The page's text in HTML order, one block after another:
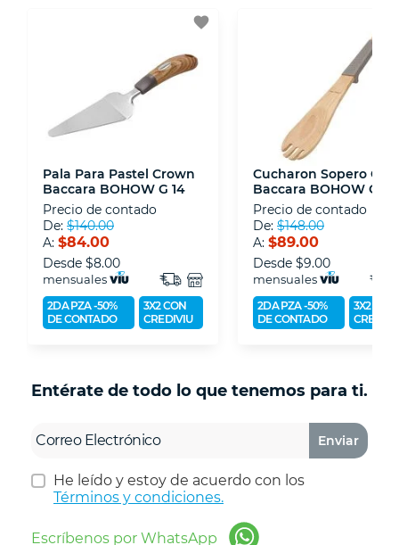
- Sello de confianza correspondiente,
Asociación Mexicana de Internet (AIMX).
- Nos encontramos en la lista de socios Activos
de la Asociación de Internet.MX.
favorite
Pala Para Pastel Crown
Baccara BOHOW G 14
Precio de contado
De: $140.00
A: $84.00
Desde $8.00
mensuales
2DA PZA -50%
DE CONTADO
3X2 CON
CREDIVIU
Cucharon Sopero
Baccara BOHOW G 25
Precio de contado
De: $148.00
A: $89.00
Desde $9.00
mensuales
2DA PZA -50%
DE CONTADO
3X2 CON
Entérate de todo lo que tenemos para ti.
Enviar
He leído y estoy de acuerdo con los
Términos y condiciones.
Escríbenos por WhatsApp